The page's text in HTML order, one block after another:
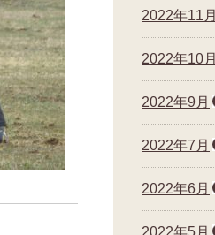
2022年11月
2022年10月
2022年9月
2022年7月
2022年6月
2022年5月